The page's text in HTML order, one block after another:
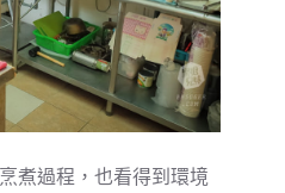
煮過程，也看得到環境